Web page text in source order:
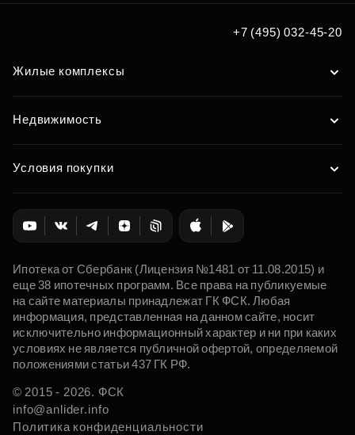
+7 (495) 032-45-20
Жилые комплексы
Недвижимость
Условия покупки
Ипотека от Сбербанк (Лицензия №1481 от 11.08.2015) и
еще 38 ипотечных программ. Все права на публикуемые
на сайте материалы принадлежат ГК ФСК. Любая
информация, представленная на данном сайте, носит
исключительно информационный характер и ни при каких
условиях не является публичной офертой, определяемой
положениями статьи 437 ГК РФ.
© 2015 - 2026. ФСК
info@anlider.info
Политика конфиденциальности